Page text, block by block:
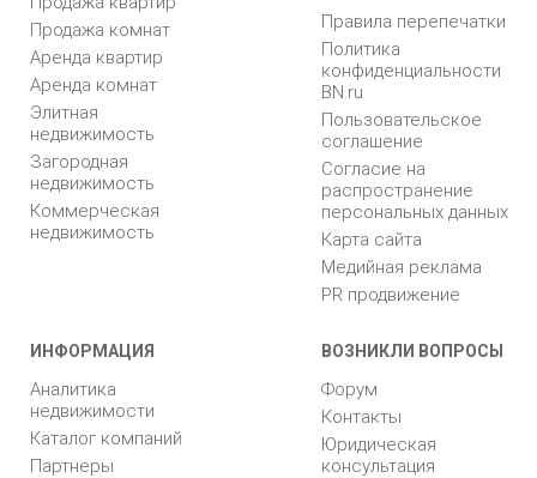
Продажа комнат
Аренда квартир
Аренда комнат
Элитная
недвижимость
Загородная
недвижимость
Коммерческая
недвижимость
Правила перепечатки
Политика
конфиденциальности
BN.ru
Пользовательское
соглашение
Согласие на
распространение
персональных данных
Карта сайта
Медийная реклама
PR продвижение
ИНФОРМАЦИЯ
Аналитика
недвижимости
Каталог компаний
Партнеры
ВОЗНИКЛИ ВОПРОСЫ
Форум
Контакты
Юридическая
консультация